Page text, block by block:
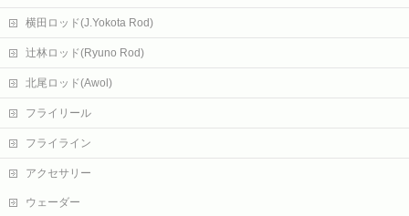
横田ロッド(J.Yokota Rod)
辻林ロッド(Ryuno Rod)
北尾ロッド(Awol)
フライリール
フライライン
アクセサリー
ウェーダー